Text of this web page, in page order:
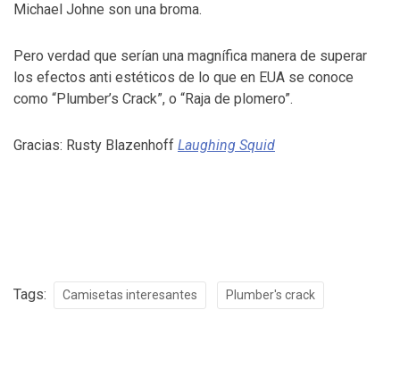
Michael Johne son una broma.
Pero verdad que serían una magnífica manera de superar
los efectos anti estéticos de lo que en EUA se conoce
como “Plumber’s Crack”, o “Raja de plomero”.
Gracias: Rusty Blazenhoff Laughing Squid
Tags: Camisetas interesantes Plumber's crack